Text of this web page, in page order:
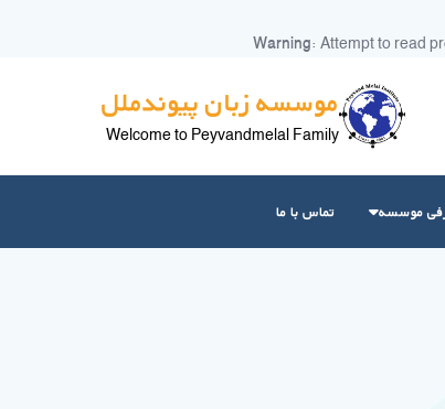
Warning: Attempt to read
موسسه زبان پیوندملل
Welcome to Peyvandmelal Family
موسسه تماس با ما